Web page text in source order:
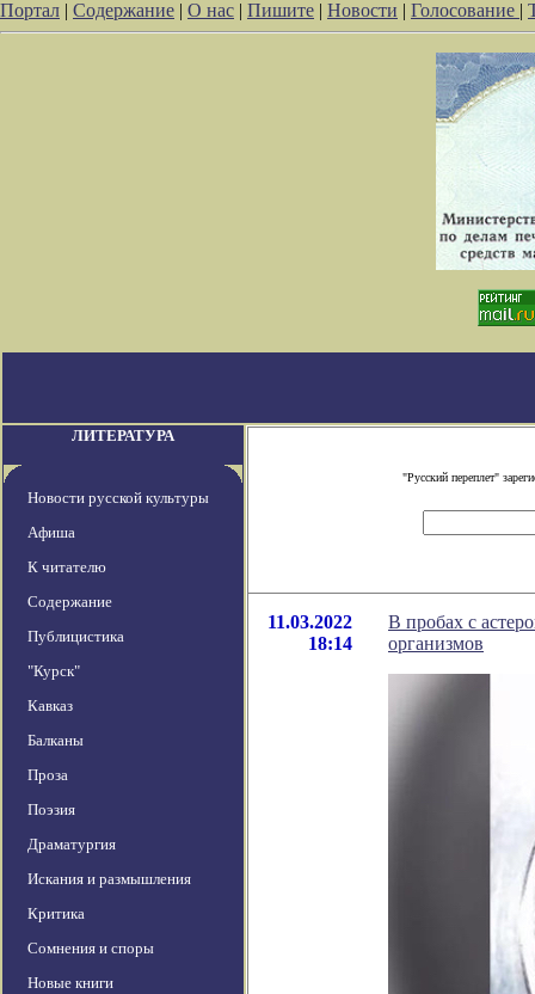
Портал | Содержание | О нас | Пишите | Новости | Голосование |
ЛИТЕРАТУРА
Новости русской культуры
Афиша
К читателю
Содержание
Публицистика
"Курск"
Кавказ
Балканы
Проза
Поэзия
Драматургия
Искания и размышления
Критика
Сомнения и споры
Новые книги
"Русский переплет"
11.03.2022
18:14
В пробах с
организмов